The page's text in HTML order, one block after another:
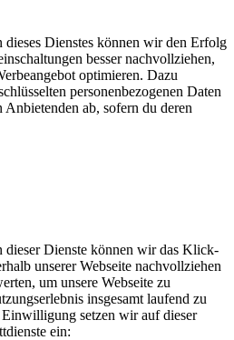
dieses Dienstes können wir den Erfolg
besser nachvollziehen,
optimieren. Dazu
personenbezogenen Daten
ab, sofern du deren
dieser Dienste können wir das Klick-
unserer Webseite nachvollziehen
um unsere Webseite zu
insgesamt laufend zu
setzen wir auf dieser
ein: